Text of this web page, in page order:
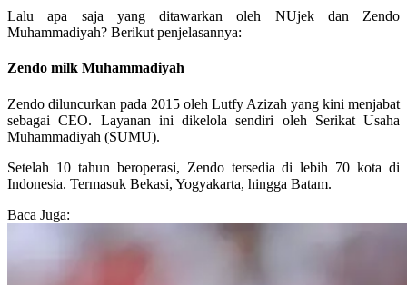
Lalu apa saja yang ditawarkan oleh NUjek dan Zendo
Muhammadiyah? Berikut penjelasannya:
Zendo milk Muhammadiyah
Zendo diluncurkan pada 2015 oleh Lutfy Azizah yang kini menjabat
sebagai CEO. Layanan ini dikelola sendiri oleh Serikat Usaha
Muhammadiyah (SUMU).
Setelah 10 tahun beroperasi, Zendo tersedia di lebih 70 kota di
Indonesia. Termasuk Bekasi, Yogyakarta, hingga Batam.
Baca Juga: